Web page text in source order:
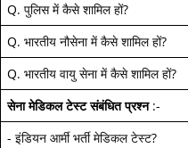
Q. पुलिस में कैसे शामिल हों?
Q. भारतीय नौसेना में कैसे शामिल हों?
Q. भारतीय वायु सेना में कैसे शामिल हों?
सेना मेडिकल टेस्ट संबंधित प्रश्न:-
- इंडियन आर्मी भर्ती मेडिकल टेस्ट?